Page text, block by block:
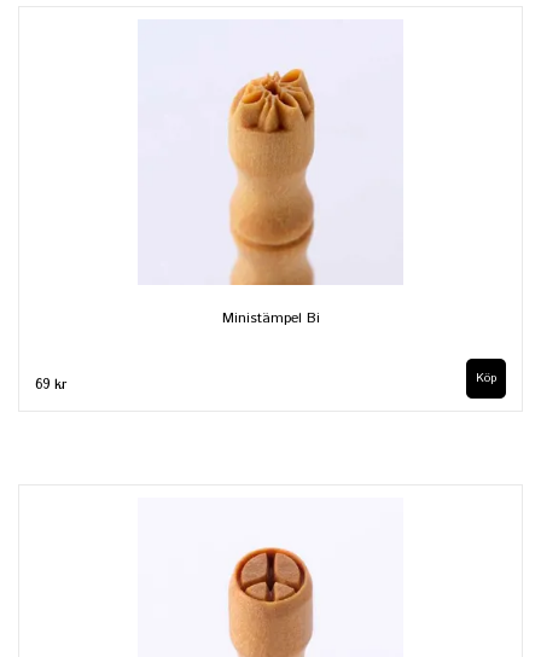
Ministämpel Bi
69 kr